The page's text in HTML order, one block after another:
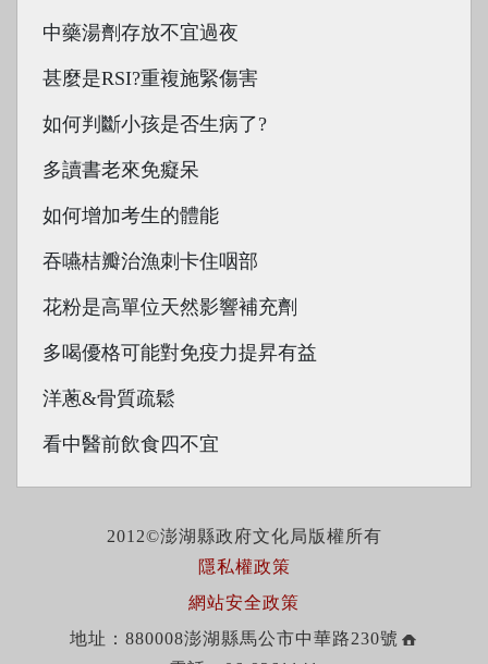
中藥湯劑存放不宜過夜
甚麼是RSI?重複施緊傷害
如何判斷小孩是否生病了?
多讀書老來免癡呆
如何增加考生的體能
吞嚥桔瓣治漁刺卡住咽部
花粉是高單位天然影響補充劑
多喝優格可能對免疫力提昇有益
洋蔥&骨質疏鬆
看中醫前飲食四不宜
2012©澎湖縣政府文化局版權所有
隱私權政策
網站安全政策
地址：880008澎湖縣馬公市中華路230號